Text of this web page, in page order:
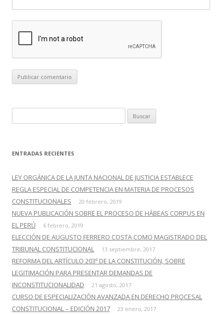
u
c
r
:
ENTRADAS RECIENTES
LEY ORGÁNICA DE LA JUNTA NACIONAL DE JUSTICIA ESTABLECE
REGLA ESPECIAL DE COMPETENCIA EN MATERIA DE PROCESOS
CONSTITUCIONALES
20 febrero, 2019
NUEVA PUBLICACIÓN SOBRE EL PROCESO DE HÁBEAS CORPUS EN
EL PERÚ
6 febrero, 2019
ELECCIÓN DE AUGUSTO FERRERO COSTA COMO MAGISTRADO DEL
TRIBUNAL CONSTITUCIONAL
13 septiembre, 2017
REFORMA DEL ARTÍCULO 203º DE LA CONSTITUCIÓN, SOBRE
LEGITIMACIÓN PARA PRESENTAR DEMANDAS DE
INCONSTITUCIONALIDAD
21 agosto, 2017
CURSO DE ESPECIALIZACIÓN AVANZADA EN DERECHO PROCESAL
CONSTITUCIONAL – EDICIÓN 2017
23 enero, 2017